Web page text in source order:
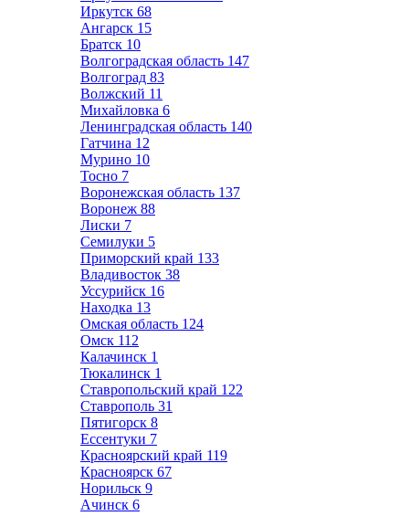
Иркутск 68
Ангарск 15
Братск 10
Волгоградская область 147
Волгоград 83
Волжский 11
Михайловка 6
Ленинградская область 140
Гатчина 12
Мурино 10
Тосно 7
Воронежская область 137
Воронеж 88
Лиски 7
Семилуки 5
Приморский край 133
Владивосток 38
Уссурийск 16
Находка 13
Омская область 124
Омск 112
Калачинск 1
Тюкалинск 1
Ставропольский край 122
Ставрополь 31
Пятигорск 8
Ессентуки 7
Красноярский край 119
Красноярск 67
Норильск 9
Ачинск 6